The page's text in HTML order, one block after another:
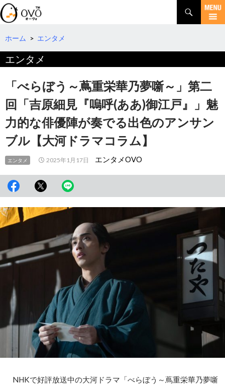
検
索
コ
テ
へ
ホーム > エンタメ
エンタメ
「べらぼう～蔦重栄華乃夢噺～」第二
回「吉原細見『嗚呼(ああ)御江戸』」魅
力的な俳優陣が奏でる出色のアンサン
ブル【大河ドラマコラム】
エンタメ 2025年1月17日 エンタメOVO
NHKで好評放送中の大河ドラマ「べらぼう～蔦重栄華乃夢噺